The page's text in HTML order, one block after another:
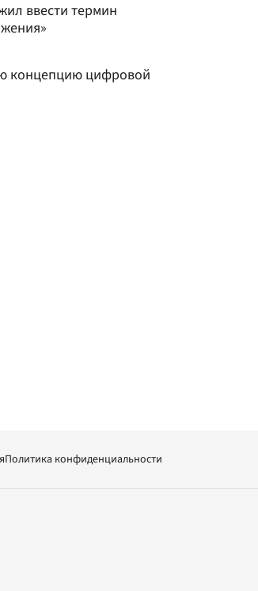
ввести термин
концепцию цифровой
Политика конфиденциальности